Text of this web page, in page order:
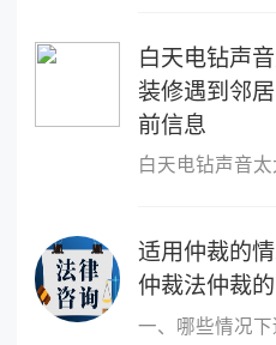
白天电钻声
装修遇到邻
前信息
适用仲裁的
仲裁法仲裁